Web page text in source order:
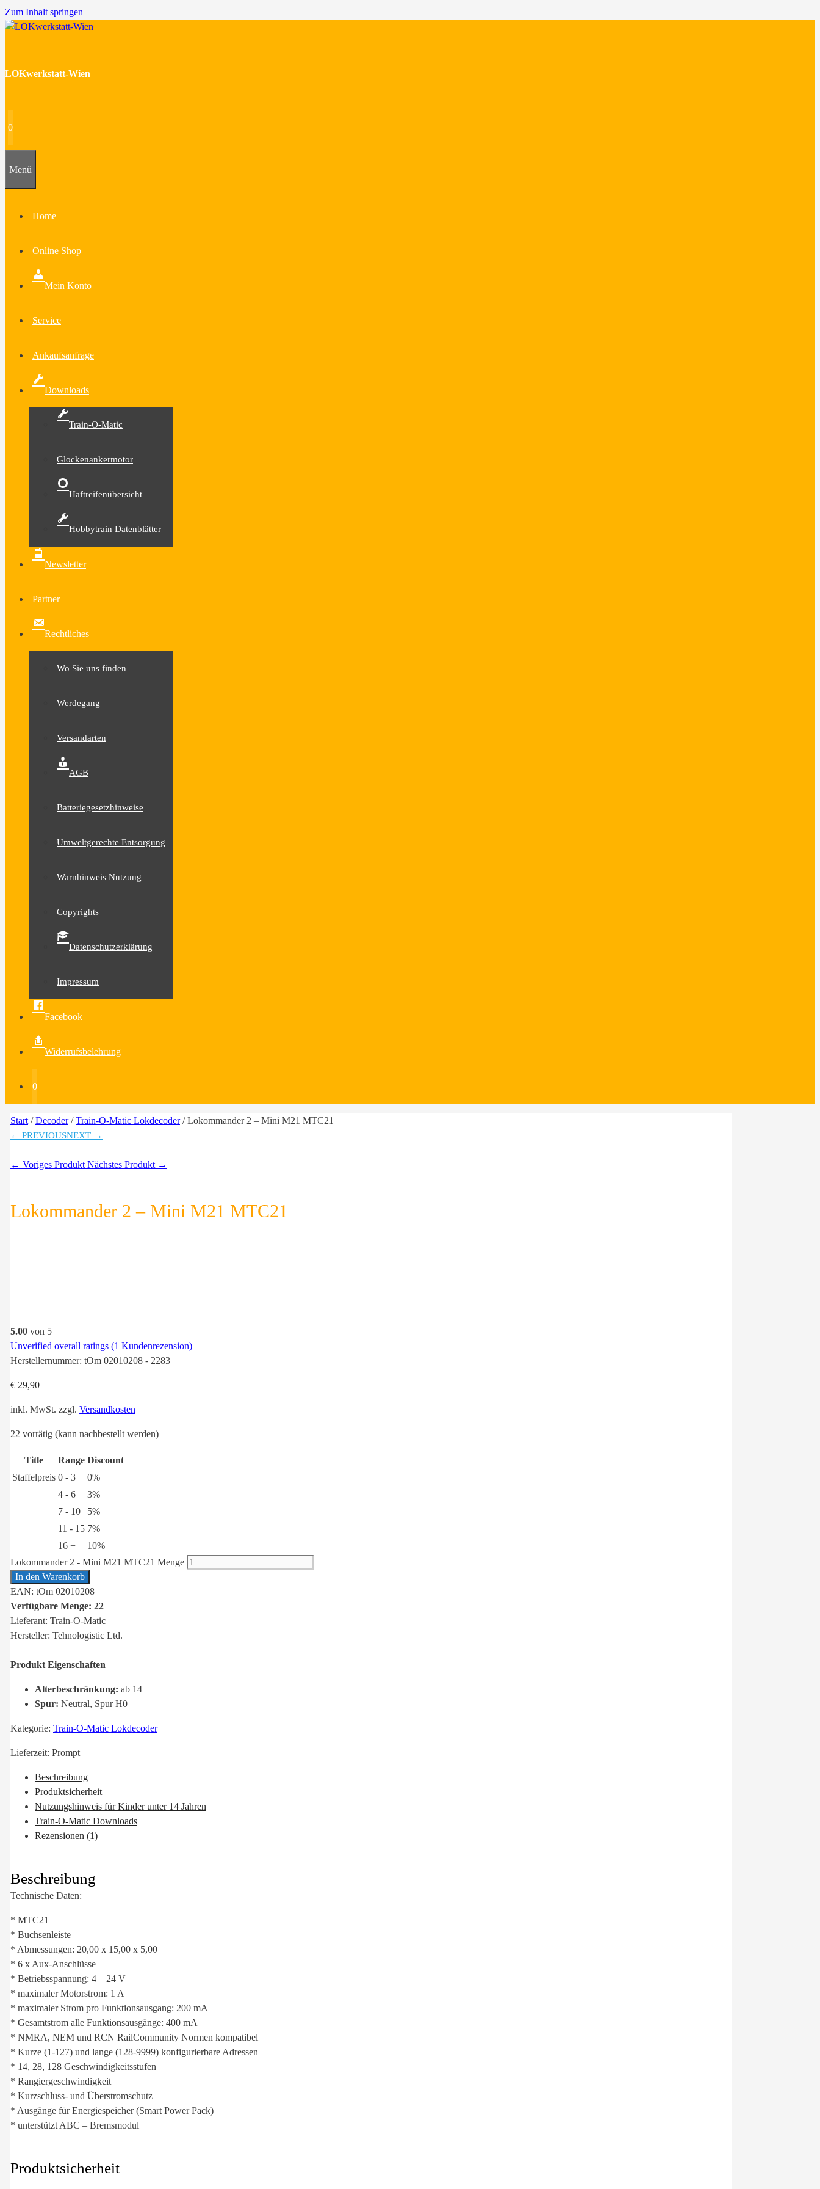
Zum Inhalt springen
LOKwerkstatt-Wien
0
Menü
Home
Online Shop
Mein Konto
Service
Ankaufsanfrage
Downloads
Train-O-Matic
Glockenankermotor
Haftreifenübersicht
Hobbytrain Datenblätter
Newsletter
Partner
Rechtliches
Wo Sie uns finden
Werdegang
Versandarten
AGB
Batteriegesetzhinweise
Umweltgerechte Entsorgung
Warnhinweis Nutzung
Copyrights
Datenschutzerklärung
Impressum
Facebook
Widerrufsbelehrung
0
Start /Decoder/Train-O-Matic Lokdecoder/ Lokommander 2 – Mini M21 MTC21
← PREVIOUSNEXT →
← Voriges Produkt Nächstes Produkt →
Lokommander 2 – Mini M21 MTC21
5.00 von 5
Unverified overall ratings (1 Kundenrezension)
Herstellernummer: tOm 02010208 - 2283
€ 29,90
inkl. MwSt. zzgl. Versandkosten
22 vorrätig (kann nachbestellt werden)
Title Range Discount
Staffelpreis 0 - 3
0%
4 - 6
3%
7 - 10
5%
11 - 15 7%
16 +
10%
Lokommander 2 - Mini M21 MTC21 Menge
In den Warenkorb
EAN: tOm 02010208
Verfügbare Menge: 22
Lieferant: Train-O-Matic
Hersteller: Tehnologistic Ltd.
Produkt Eigenschaften
Alterbeschränkung: ab 14
Spur: Neutral, Spur H0
Kategorie: Train-O-Matic Lokdecoder
Lieferzeit: Prompt
Beschreibung
Produktsicherheit
Nutzungshinweis für Kinder unter 14 Jahren
Train-O-Matic Downloads
Rezensionen (1)
Beschreibung
Technische Daten:
* MTC21
* Buchsenleiste
* Abmessungen: 20,00 x 15,00 x 5,00
* 6 x Aux-Anschlüsse
* Betriebsspannung: 4 – 24 V
* maximaler Motorstrom: 1 A
* maximaler Strom pro Funktionsausgang: 200 mA
* Gesamtstrom alle Funktionsausgänge: 400 mA
* NMRA, NEM und RCN RailCommunity Normen kompatibel
* Kurze (1-127) und lange (128-9999) konfigurierbare Adressen
* 14, 28, 128 Geschwindigkeitsstufen
* Rangiergeschwindigkeit
* Kurzschluss- und Überstromschutz
* Ausgänge für Energiespeicher (Smart Power Pack)
* unterstützt ABC – Bremsmodul
Produktsicherheit